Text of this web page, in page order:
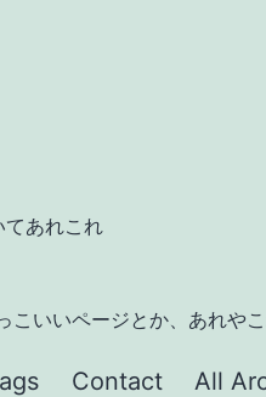
あれこれ
いいページとか、あれやこ
Contact All